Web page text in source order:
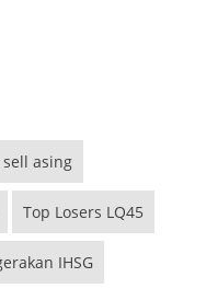
asing
Top Losers LQ45
IHSG